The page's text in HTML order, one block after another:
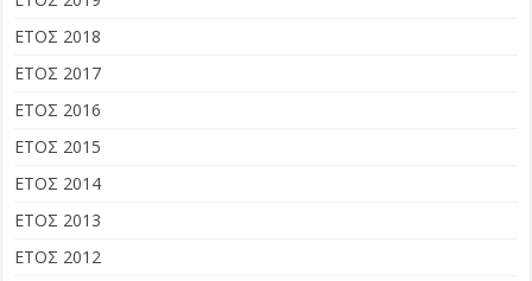
ΕΤΟΣ 2018
ΕΤΟΣ 2017
ΕΤΟΣ 2016
ΕΤΟΣ 2015
ΕΤΟΣ 2014
ΕΤΟΣ 2013
ΕΤΟΣ 2012